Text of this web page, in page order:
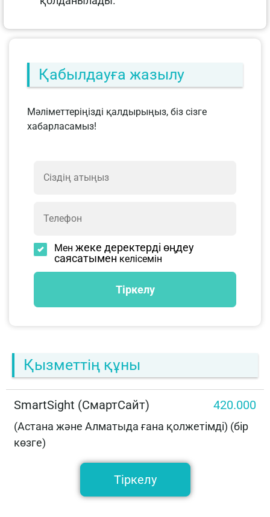
Қабылдауға жазылу
Мәліметтеріңізді қалдырыңыз, біз сізге
хабарласамыз!
Мен жеке деректерді өңдеу
саясатымен келісемін
Қызметтің құны
SmartSight (СмартСайт) 420.000
(Астана және Алматыда ғана қолжетімді) (бір
көзге)
Тіркелу